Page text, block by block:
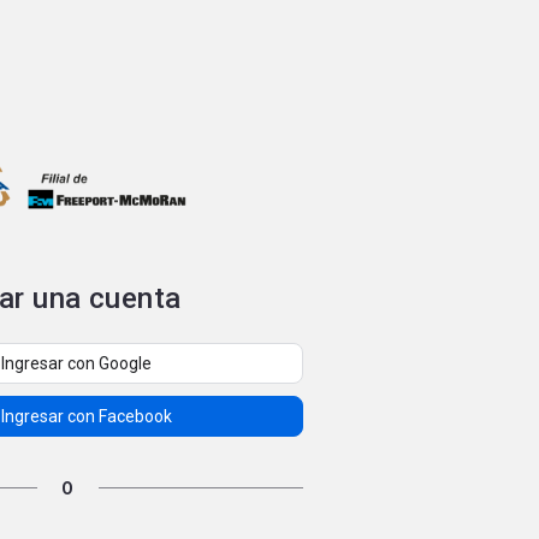
una cuenta
Ingresar con Google
Ingresar con Facebook
O